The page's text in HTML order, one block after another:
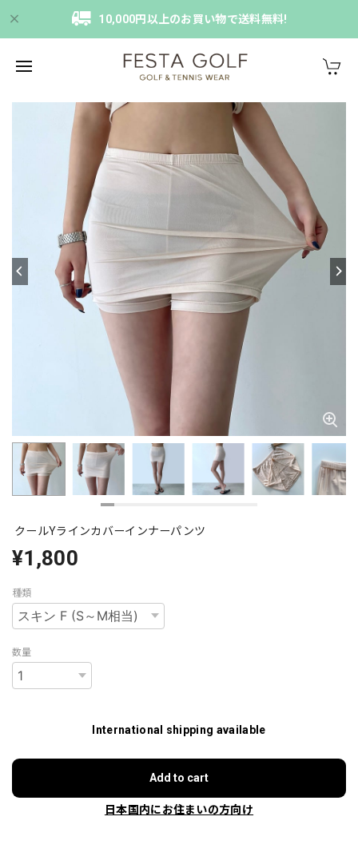
10,000円以上のお買い物で送料無料!
クールYラインカバーインナーパンツ
¥1,800
種類
数量
International shipping available
Add to cart
日本国内にお住まいの方向け